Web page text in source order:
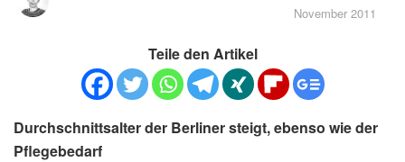
November 2011
Teile den Artikel
Durchschnittsalter der Berliner steigt, ebenso wie der
Pflegebedarf